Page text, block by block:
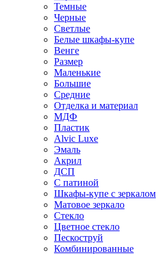
Темные
Черные
Светлые
Белые шкафы-купе
Венге
Размер
Маленькие
Большие
Средние
Отделка и материал
МДФ
Пластик
Alvic Luxe
Эмаль
Акрил
ДСП
С патиной
Шкафы-купе с зеркалом
Матовое зеркало
Стекло
Цветное стекло
Пескоструй
Комбинированные